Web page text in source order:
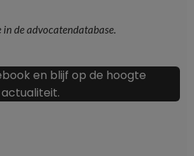
de advocatendatabase.
en blijf op de hoogte